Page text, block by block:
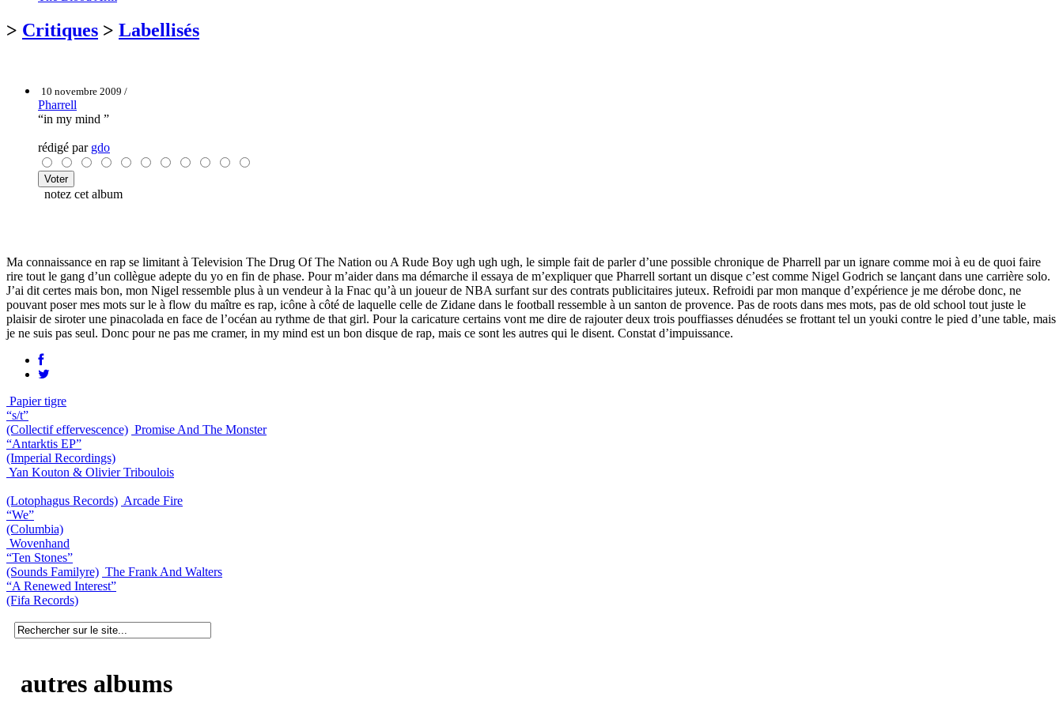
> Critiques > Labellisés
10 novembre 2009 /
Pharrell
“in my mind ”
rédigé par gdo
notez cet album
Ma connaissance en rap se limitant à Television The Drug Of The Nation ou A Rude Boy ugh ugh ugh, le simple fait de parler d’une possible chronique de Pharrell par un ignare comme moi à eu de quoi faire
rire tout le gang d’un collègue adepte du yo en fin de phase. Pour m’aider dans ma démarche il essaya de m’expliquer que Pharrell sortant un disque c’est comme Nigel Godrich se lançant dans une carrière solo.
J’ai dit certes mais bon, mon Nigel ressemble plus à un vendeur à la Fnac qu’à un joueur de NBA surfant sur des contrats publicitaires juteux. Refroidi par mon manque d’expérience je me dérobe donc, ne
pouvant poser mes mots sur le à flow du maître es rap, icône à côté de laquelle celle de Zidane dans le football ressemble à un santon de provence. Pas de roots dans mes mots, pas de old school tout juste le
plaisir de siroter une pinacolada en face de l’océan au rythme de that girl. Pour la caricature certains vont me dire de rajouter deux trois pouffiasses dénudées se frottant tel un youki contre le pied d’une table, mais
je ne suis pas seul. Donc pour ne pas me cramer, in my mind est un bon disque de rap, mais ce sont les autres qui le disent. Constat d’impuissance.
Papier tigre
“s/t”
(Collectif effervescence) Promise And The Monster
“Antarktis EP”
(Imperial Recordings)
Yan Kouton & Olivier Triboulois
(Lotophagus Records) Arcade Fire
“We”
(Columbia)
Wovenhand
“Ten Stones”
(Sounds Familyre) The Frank And Walters
“A Renewed Interest”
(Fifa Records)
autres albums